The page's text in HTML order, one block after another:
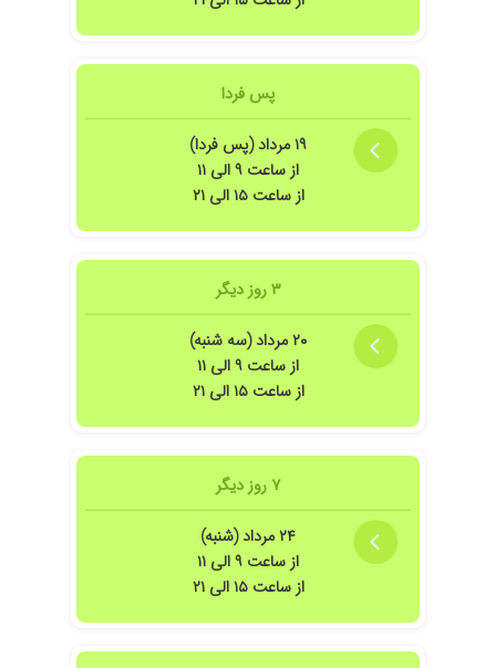
پس فردا
۱۹ مرداد (پس فردا)
از ساعت ۹ الی ۱۱
از ساعت ۱۵ الی ۲۱
۳ روز دیگر
۲۰ مرداد (سه شنبه)
از ساعت ۹ الی ۱۱
از ساعت ۱۵ الی ۲۱
۷ روز دیگر
۲۴ مرداد (شنبه)
از ساعت ۹ الی ۱۱
از ساعت ۱۵ الی ۲۱